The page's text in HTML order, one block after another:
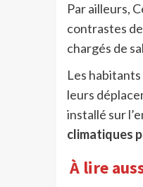
Par ailleurs,
contrastes
chargés de
Les
leurs
installé sur
climatiques
À lire